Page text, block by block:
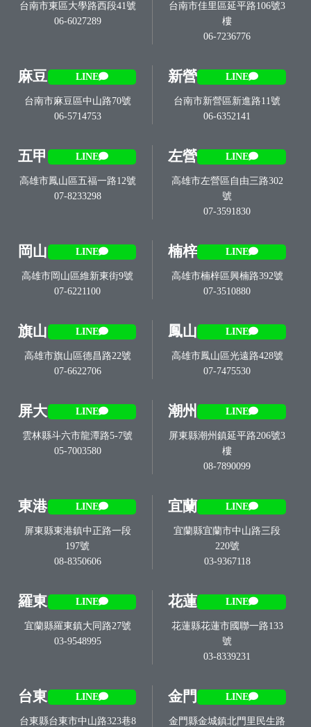
台南市東區大學路西段41號
06-6027289
台南市佳里區延平路106號3
樓
06-7236776
麻豆 LINE
台南市麻豆區中山路70號
06-5714753
新營 LINE
台南市新營區新進路11號
06-6352141
五甲 LINE
高雄市鳳山區五福一路12號
07-8233298
左營 LINE
高雄市左營區自由三路302
號
07-3591830
岡山 LINE
高雄市岡山區維新東街9號
07-6221100
楠梓 LINE
高雄市楠梓區興楠路392號
07-3510880
旗山 LINE
高雄市旗山區德昌路22號
07-6622706
鳳山 LINE
高雄市鳳山區光遠路428號
07-7475530
屏大 LINE
雲林縣斗六市龍潭路5-7號
05-7003580
潮州 LINE
屏東縣潮州鎮延平路206號3
樓
08-7890099
東港 LINE
屏東縣東港鎮中正路一段
197號
08-8350606
宜蘭 LINE
宜蘭縣宜蘭市中山路三段
220號
03-9367118
羅東 LINE
宜蘭縣羅東鎮大同路27號
03-9548995
花蓮 LINE
花蓮縣花蓮市國聯一路133
號
03-8339231
台東 LINE
台東縣台東市中山路323巷8
金門 LINE
金門縣金城鎮北門里民生路